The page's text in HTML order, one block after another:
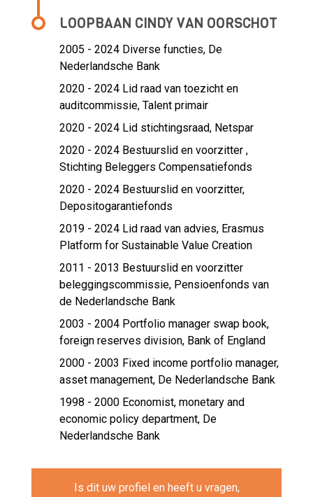
LOOPBAAN CINDY VAN OORSCHOT
2005 - 2024 Diverse functies, De
Nederlandsche Bank
2020 - 2024 Lid raad van toezicht en
auditcommissie, Talent primair
2020 - 2024 Lid stichtingsraad, Netspar
2020 - 2024 Bestuurslid en voorzitter ,
Stichting Beleggers Compensatiefonds
2020 - 2024 Bestuurslid en voorzitter,
Depositogarantiefonds
2019 - 2024 Lid raad van advies, Erasmus
Platform for Sustainable Value Creation
2011 - 2013 Bestuurslid en voorzitter
beleggingscommissie, Pensioenfonds van
de Nederlandsche Bank
2003 - 2004 Portfolio manager swap book,
foreign reserves division, Bank of England
2000 - 2003 Fixed income portfolio manager,
asset management, De Nederlandsche Bank
1998 - 2000 Economist, monetary and
economic policy department, De
Nederlandsche Bank
Is dit uw profiel en heeft u vragen,